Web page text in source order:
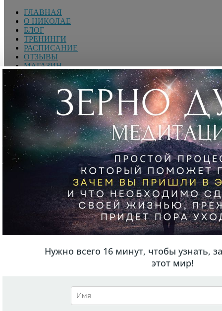
ГЛАВНАЯ
О НИКОЛАЕ
БЛОГ
ТРЕНИНГИ
РАСПИСАНИЕ
ОТЗЫВЫ
МАГАЗИН
EN 🇬🇧
Поиск
ВОЙТИ
Добро пожаловать! Войдите в свою учётную запись
Вы забыли свой пароль?
Восстановите свой пароль
Николай Латанский —
Гениалист. Международный спикер, Коуч масштабности
мышления, Трансформационный тренер
ГЛАВНАЯ